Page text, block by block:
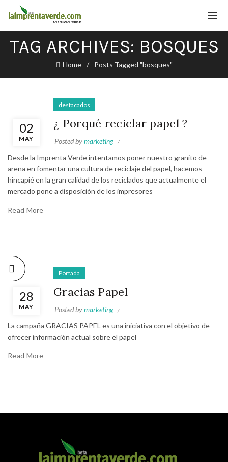
TAG ARCHIVES: BOSQUES
Home Posts Tagged "bosques"
02
MAY
destacados
¿ Porqué reciclar papel ?
Posted bymarketing
Desde la Imprenta Verde intentamos poner nuestro granito de
arena en fomentar una cultura de reciclaje del papel, hacemos
hincapié en la gran calidad de los reciclados que actualmente el
mercado pone a disposición de los impresores
Read More
28
MAY
Portada
Gracias Papel
Posted bymarketing
La campaña GRACIAS PAPEL es una iniciativa con el objetivo de
ofrecer información actual sobre el papel
Read More